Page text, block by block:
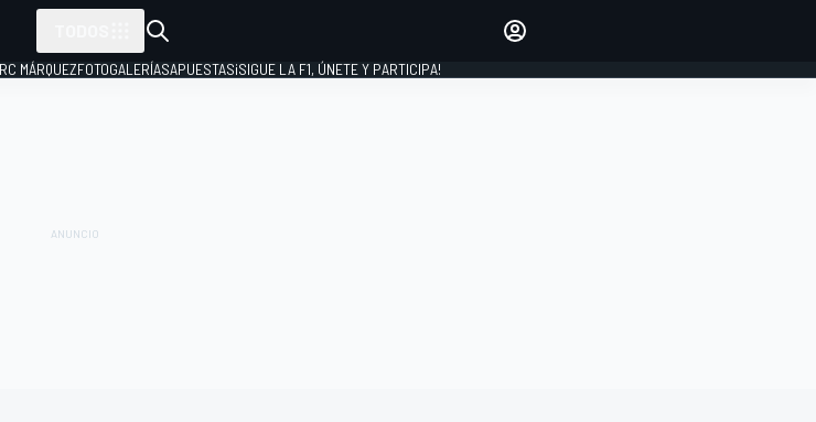
MÁRQUEZFOTOGALERÍASAPUESTAS¡SIGUE LA F1, ÚNETE Y PARTICIPA!